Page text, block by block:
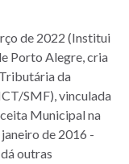
de 2022 (Institui
Porto Alegre, cria
da
SMF), vinculada
Municipal na
janeiro de 2016 -
outras